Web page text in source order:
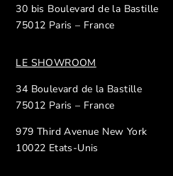
30 bis Boulevard de la Bastille
75012 Paris – France
LE SHOWROOM
34 Boulevard de la Bastille
75012 Paris – France
979 Third Avenue New York
10022 Etats-Unis